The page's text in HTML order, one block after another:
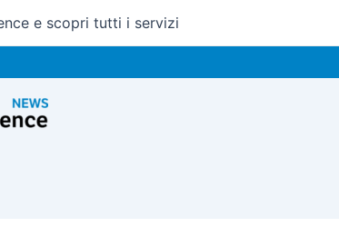
e scopri tutti i servizi